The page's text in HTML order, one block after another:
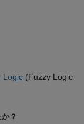
Logic (Fuzzy Logic
？